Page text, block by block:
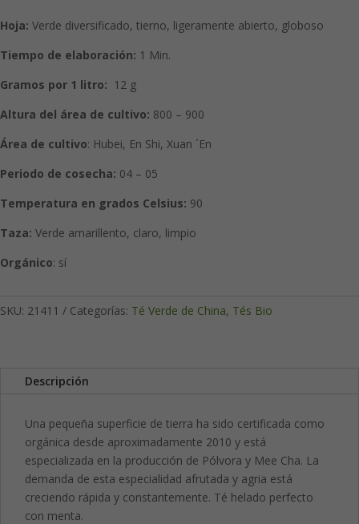
Hoja: Verde diversificado, tierno, ligeramente abierto, globoso
Tiempo de elaboración: 1 Min.
Gramos por 1 litro: 12 g
Altura del área de cultivo: 800 – 900
Área de cultivo: Hubei, En Shi, Xuan ´En
Periodo de cosecha: 04 – 05
Temperatura en grados Celsius: 90
Taza: Verde amarillento, claro, limpio
Orgánico: sí
SKU: 21411 Categorías: Té Verde de China, Tés Bio
Descripción
Una pequeña superficie de tierra ha sido certificada como
orgánica desde aproximadamente 2010 y está
especializada en la producción de Pólvora y Mee Cha. La
demanda de esta especialidad afrutada y agria está
creciendo rápida y constantemente. Té helado perfecto
con menta.